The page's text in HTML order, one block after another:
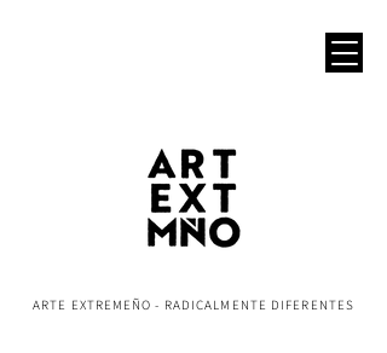
ARTE EXTREMEÑO - RADICALMENTE DIFERENTES